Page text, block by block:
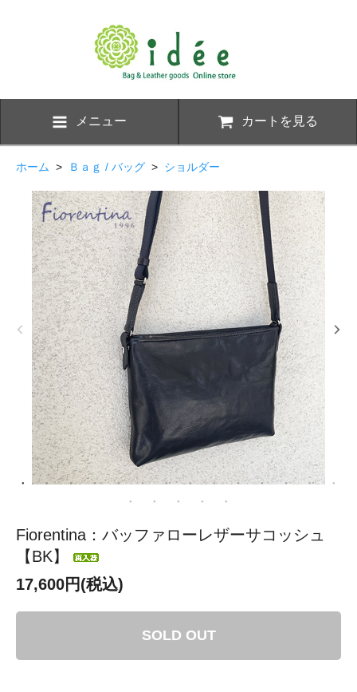
メニュー カートを見る
ホーム > Ｂａｇ / バッグ > ショルダー
Fiorentina：バッファローレザーサコッシュ
【BK】
17,600円(税込)
SOLD OUT